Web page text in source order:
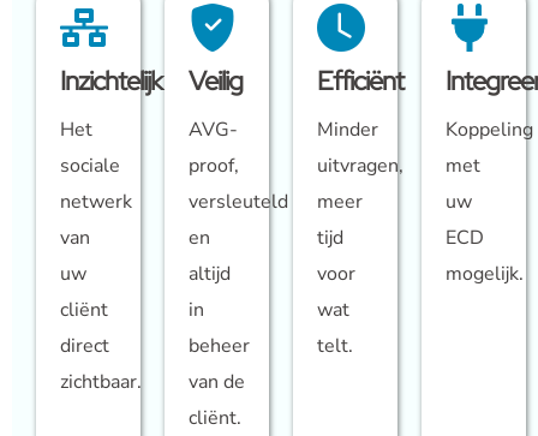
Inzichtelijk
Het
sociale
netwerk
van
uw
cliënt
direct
zichtbaar.
Veilig
AVG-
proof,
versleuteld
en
altijd
in
beheer
van de
cliënt.
Efficiënt
Minder
uitvragen,
meer
tijd
voor
wat
telt.
Koppeling
met
uw
ECD
mogelijk.